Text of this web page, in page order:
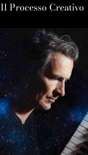
Il Processo Creativo